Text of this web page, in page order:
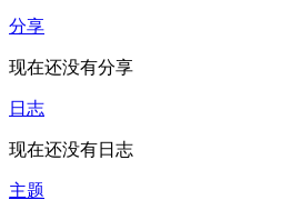
分享
现在还没有分享
日志
现在还没有日志
主题